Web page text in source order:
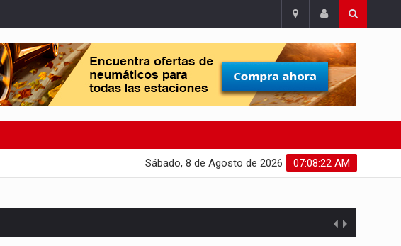
07:08:23 AM
Sábado, 8 de Agosto de 2026